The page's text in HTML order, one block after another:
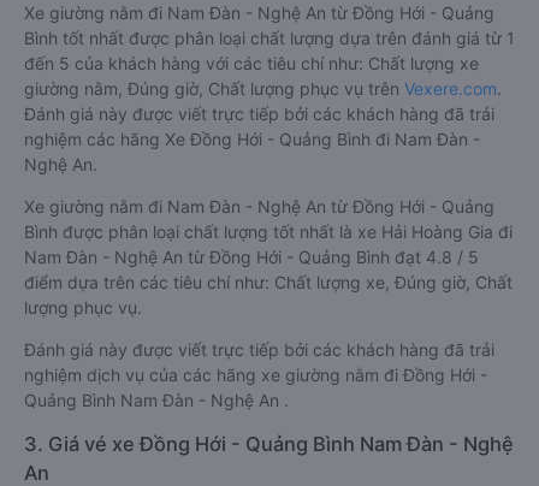
Xe giường nằm đi Nam Đàn - Nghệ An từ Đồng Hới - Quảng
Bình tốt nhất được phân loại chất lượng dựa trên đánh giá từ 1
đến 5 của khách hàng với các tiêu chí như: Chất lượng xe
giường nằm, Đúng giờ, Chất lượng phục vụ trên Vexere.com.
Đánh giá này được viết trực tiếp bởi các khách hàng đã trải
nghiệm các hãng Xe Đồng Hới - Quảng Bình đi Nam Đàn -
Nghệ An.
Xe giường nằm đi Nam Đàn - Nghệ An từ Đồng Hới - Quảng
Bình được phân loại chất lượng tốt nhất là xe Hải Hoàng Gia đi
Nam Đàn - Nghệ An từ Đồng Hới - Quảng Bình đạt 4.8 / 5
điểm dựa trên các tiêu chí như: Chất lượng xe, Đúng giờ, Chất
lượng phục vụ.
Đánh giá này được viết trực tiếp bởi các khách hàng đã trải
nghiệm dịch vụ của các hãng xe giường nằm đi Đồng Hới -
Quảng Bình Nam Đàn - Nghệ An .
3. Giá vé xe Đồng Hới - Quảng Bình Nam Đàn - Nghệ
An